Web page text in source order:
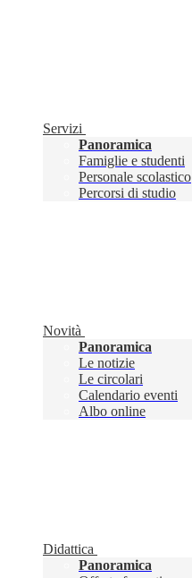
Servizi
Panoramica
Famiglie e studenti
Personale scolastico
Percorsi di studio
Novità
Panoramica
Le notizie
Le circolari
Calendario eventi
Albo online
Didattica
Panoramica